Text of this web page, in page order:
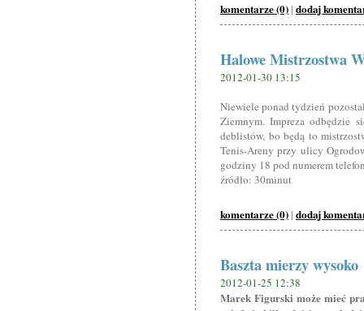
komentarze (0) | dodaj
Halowe Mistrzostwa
2012-01-30 13:15
Niewiele ponad tydzień
Ziemnym. Impreza odbędzie
deblistów, bo będą to
Tenis-Areny przy ulicy
godziny 18 pod numerem
źródło: 30minut
komentarze (0) | dodaj
Baszta mierzy wysoko
2012-01-25 12:38
Marek Figurski może mieć